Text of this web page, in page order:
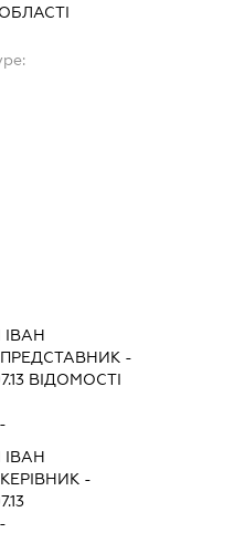
ІВАН
ПРЕДСТАВНИК -
ВІДОМОСТІ
ІВАН
КЕРІВНИК -